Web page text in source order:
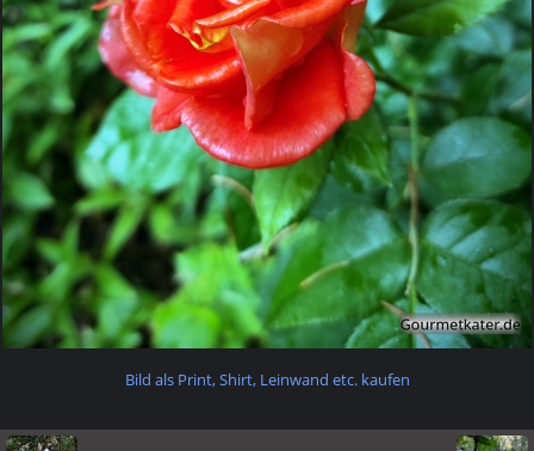
Bild als Print, Shirt, Leinwand etc. kaufen